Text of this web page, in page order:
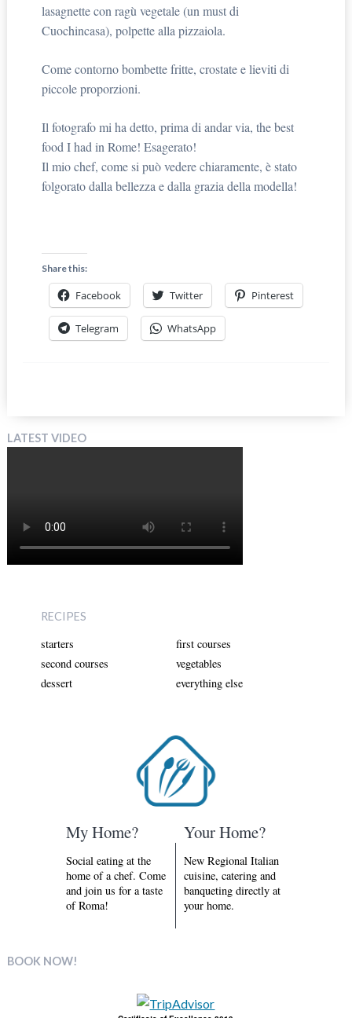
lasagnette con ragù vegetale (un must di
Cuochincasa), polpette alla pizzaiola.
Come contorno bombette fritte, crostate e lieviti di
piccole proporzioni.
Il fotografo mi ha detto, prima di andar via, the best
food I had in Rome! Esagerato!
Il mio chef, come si può vedere chiaramente, è stato
folgorato dalla bellezza e dalla grazia della modella!
Share this:
Facebook Twitter Pinterest
Telegram WhatsApp
LATEST VIDEO
RECIPES
starters
first courses
second courses
vegetables
dessert
everything else
My Home?
Social eating at the
home of a chef. Come
and join us for a taste
of Roma!
Your Home?
New Regional Italian
cuisine, catering and
banqueting directly at
your home.
BOOK NOW!